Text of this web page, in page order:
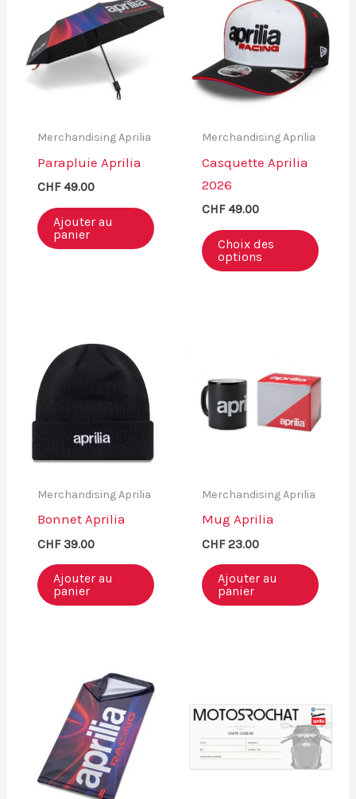
Merchandising Aprilia
Parapluie Aprilia
CHF49.00
Ajouter au
panier
Merchandising Aprilia
Casquette Aprilia
2026
CHF49.00
Choix des
options
être
Merchandising Aprilia
Bonnet Aprilia
CHF39.00
Ajouter au
panier
Merchandising Aprilia
Mug Aprilia
CHF23.00
Ajouter au
panier